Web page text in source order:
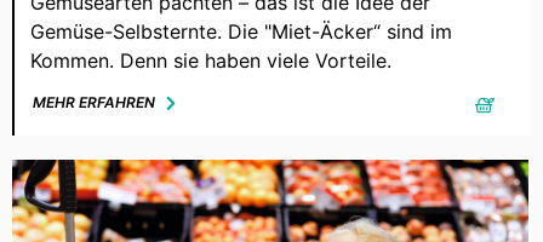
Gemüse-Selbsternte. Die "Miet-Äcker“ sind im
Kommen. Denn sie haben viele Vorteile.
MEHR ERFAHREN